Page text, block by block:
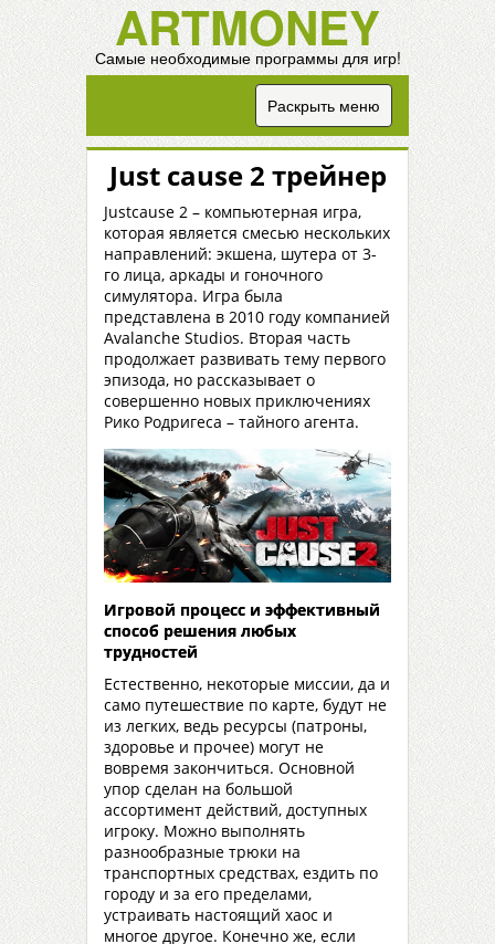
ARTMONEY
Самые необходимые программы для игр!
Раскрыть меню
Just cause 2 трейнер
Justcause 2 – компьютерная игра,
которая является смесью нескольких
направлений: экшена, шутера от 3-
го лица, аркады и гоночного
симулятора. Игра была
представлена в 2010 году компанией
Avalanche Studios. Вторая часть
продолжает развивать тему первого
эпизода, но рассказывает о
совершенно новых приключениях
Рико Родригеса – тайного агента.
Игровой процесс и эффективный
способ решения любых
трудностей
Естественно, некоторые миссии, да и
само путешествие по карте, будут не
из легких, ведь ресурсы (патроны,
здоровье и прочее) могут не
вовремя закончиться. Основной
упор сделан на большой
ассортимент действий, доступных
игроку. Можно выполнять
разнообразные трюки на
транспортных средствах, ездить по
городу и за его пределами,
устраивать настоящий хаос и
многое другое. Конечно же, если